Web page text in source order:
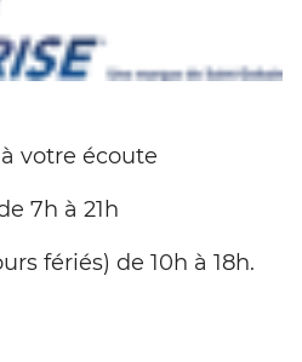
votre écoute
7h à 21h
fériés) de 10h à 18h.